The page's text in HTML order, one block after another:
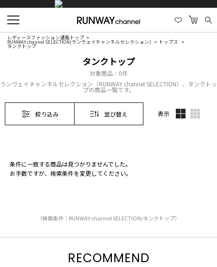
レディースファッション通販トップ
RUNWAY channel SELECTION(ランウェイチャンネルセレクション) トップス
タンクトップ
タンクトップ
対象商品： 0件
ランウェイチャンネルセレクション（RUNWAY channel SELECTION）、タンクトッ
プの商品一覧です。
絞り込み 並び替え 表示
条件に一致する商品は見つかりませんでした。
お手数ですが、検索条件を変更してください。
（検索条件：RUNWAY channel SELECTION/タンクトップ）
RECOMMEND